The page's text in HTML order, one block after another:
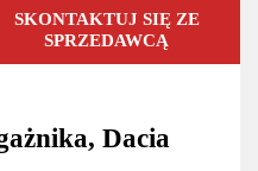
SKONTAKTUJ SIĘ ZE
SPRZEDAWCĄ
Dacia